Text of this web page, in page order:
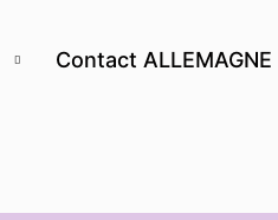
Contact ALLEMAGNE